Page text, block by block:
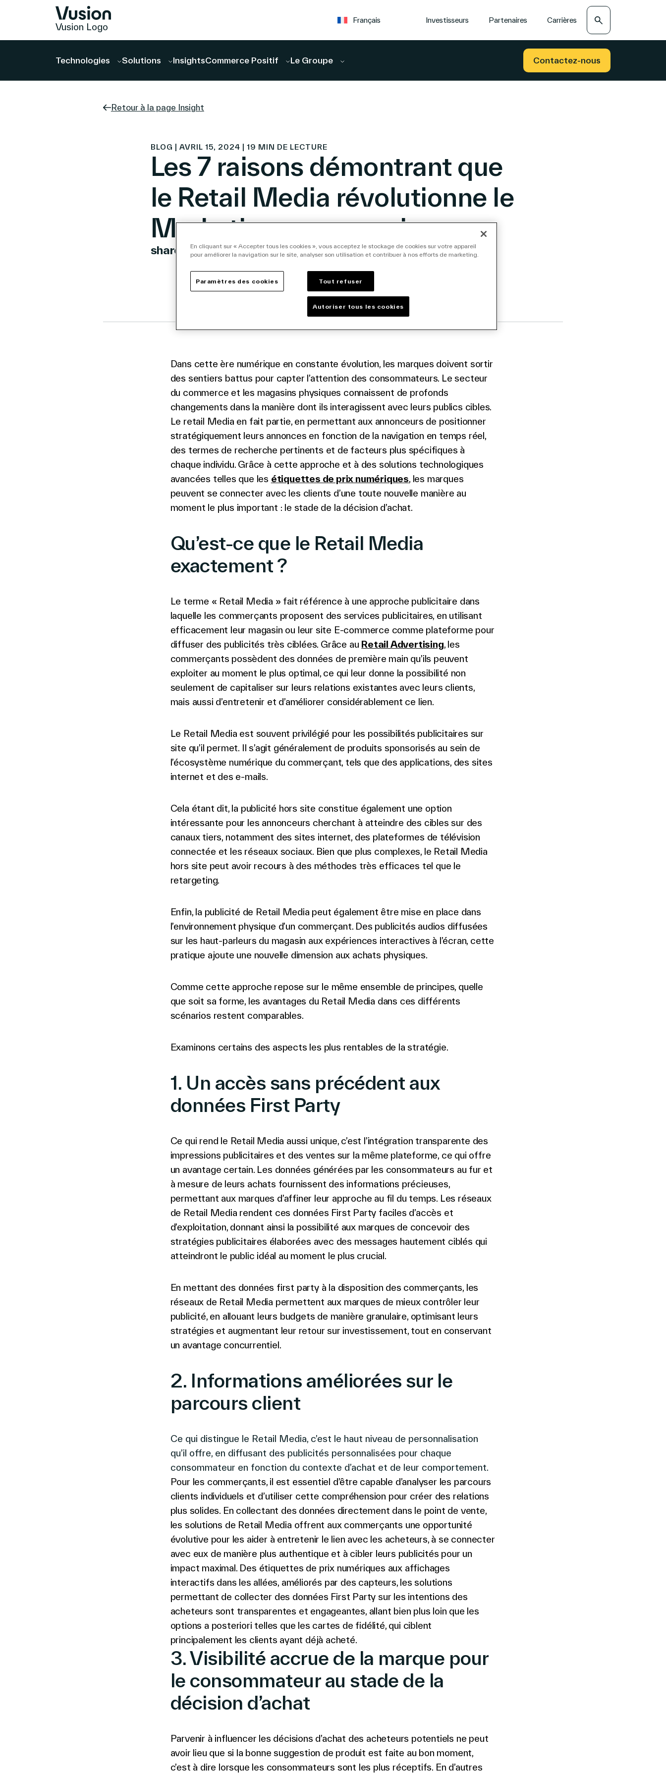
Vusion Logo
Français Investisseurs Partenaires Carrières Recherche
Technologies Solutions InsightsCommerce Positif Le Groupe Contactez-nous
Retour à la page Insight
BLOG | AVRIL 15, 2024 | 19 MIN DE LECTURE
Les 7 raisons démontrant que
le Retail Media révolutionne le
Marketing en magasin
share
Dans cette ère numérique en constante évolution, les marques doivent sortir
des sentiers battus pour capter l’attention des consommateurs. Le secteur
du commerce et les magasins physiques connaissent de profonds
changements dans la manière dont ils interagissent avec leurs publics cibles.
Le retail Media en fait partie, en permettant aux annonceurs de positionner
stratégiquement leurs annonces en fonction de la navigation en temps réel,
des termes de recherche pertinents et de facteurs plus spécifiques à
chaque individu. Grâce à cette approche et à des solutions technologiques
avancées telles que les étiquettes de prix numériques, les marques
peuvent se connecter avec les clients d’une toute nouvelle manière au
moment le plus important : le stade de la décision d’achat.
Qu’est-ce que le Retail Media
exactement ?
Le terme « Retail Media » fait référence à une approche publicitaire dans
laquelle les commerçants proposent des services publicitaires, en utilisant
efficacement leur magasin ou leur site E-commerce comme plateforme pour
diffuser des publicités très ciblées. Grâce au Retail Advertising, les
commerçants possèdent des données de première main qu’ils peuvent
exploiter au moment le plus optimal, ce qui leur donne la possibilité non
seulement de capitaliser sur leurs relations existantes avec leurs clients,
mais aussi d’entretenir et d’améliorer considérablement ce lien.
Le Retail Media est souvent privilégié pour les possibilités publicitaires sur
site qu’il permet. Il s’agit généralement de produits sponsorisés au sein de
l’écosystème numérique du commerçant, tels que des applications, des sites
internet et des e-mails.
Cela étant dit, la publicité hors site constitue également une option
intéressante pour les annonceurs cherchant à atteindre des cibles sur des
canaux tiers, notamment des sites internet, des plateformes de télévision
connectée et les réseaux sociaux. Bien que plus complexes, le Retail Media
hors site peut avoir recours à des méthodes très efficaces tel que le
retargeting.
Enfin, la publicité de Retail Media peut également être mise en place dans
l’environnement physique d’un commerçant. Des publicités audios diffusées
sur les haut-parleurs du magasin aux expériences interactives à l’écran, cette
pratique ajoute une nouvelle dimension aux achats physiques.
Comme cette approche repose sur le même ensemble de principes, quelle
que soit sa forme, les avantages du Retail Media dans ces différents
scénarios restent comparables.
Examinons certains des aspects les plus rentables de la stratégie.
1. Un accès sans précédent aux
données First Party
Ce qui rend le Retail Media aussi unique, c’est l’intégration transparente des
impressions publicitaires et des ventes sur la même plateforme, ce qui offre
un avantage certain. Les données générées par les consommateurs au fur et
à mesure de leurs achats fournissent des informations précieuses,
permettant aux marques d’affiner leur approche au fil du temps. Les réseaux
de Retail Media rendent ces données First Party faciles d’accès et
d’exploitation, donnant ainsi la possibilité aux marques de concevoir des
stratégies publicitaires élaborées avec des messages hautement ciblés qui
atteindront le public idéal au moment le plus crucial.
En mettant des données first party à la disposition des commerçants, les
réseaux de Retail Media permettent aux marques de mieux contrôler leur
publicité, en allouant leurs budgets de manière granulaire, optimisant leurs
stratégies et augmentant leur retour sur investissement, tout en conservant
un avantage concurrentiel.
2. Informations améliorées sur le
parcours client
Ce qui distingue le Retail Media, c’est le haut niveau de personnalisation
qu’il offre, en diffusant des publicités personnalisées pour chaque
consommateur en fonction du contexte d’achat et de leur comportement.
Pour les commerçants, il est essentiel d’être capable d’analyser les parcours
clients individuels et d’utiliser cette compréhension pour créer des relations
plus solides. En collectant des données directement dans le point de vente,
les solutions de Retail Media offrent aux commerçants une opportunité
évolutive pour les aider à entretenir le lien avec les acheteurs, à se connecter
avec eux de manière plus authentique et à cibler leurs publicités pour un
impact maximal. Des étiquettes de prix numériques aux affichages
interactifs dans les allées, améliorés par des capteurs, les solutions
permettant de collecter des données First Party sur les intentions des
acheteurs sont transparentes et engageantes, allant bien plus loin que les
options a posteriori telles que les cartes de fidélité, qui ciblent
principalement les clients ayant déjà acheté.
3. Visibilité accrue de la marque pour
le consommateur au stade de la
décision d’achat
Parvenir à influencer les décisions d’achat des acheteurs potentiels ne peut
avoir lieu que si la bonne suggestion de produit est faite au bon moment,
c’est à dire lorsque les consommateurs sont les plus réceptifs. En d’autres
En cliquant sur « Accepter tous les cookies », vous acceptez le stockage de cookies sur votre appareil
pour améliorer la navigation sur le site, analyser son utilisation et contribuer à nos efforts de marketing.
Tout refuser
Autoriser tous les cookies
Paramètres des cookies